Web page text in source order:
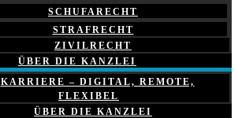
SCHUFARECHT
STRAFRECHT
ZIVILRECHT
ÜBER DIE KANZLEI
KARRIERE – DIGITAL, REMOTE,
FLEXIBEL
ÜBER DIE KANZLEI